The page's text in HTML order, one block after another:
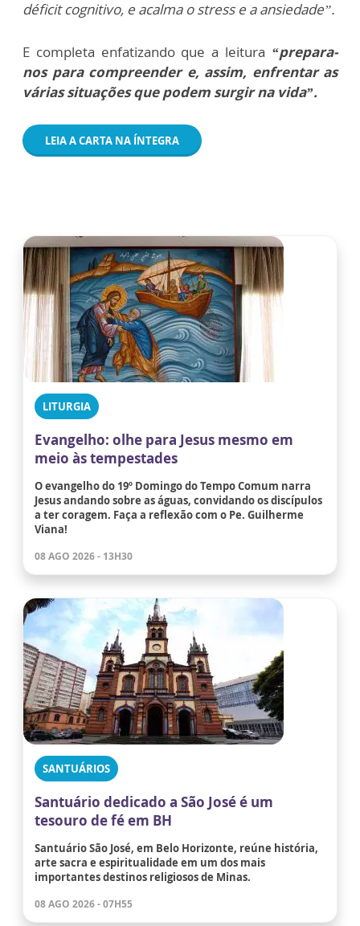
déficit cognitivo, e acalma o stress e a ansiedade”.
E completa enfatizando que a leitura “prepara-
nos para compreender e, assim, enfrentar as
várias situações que podem surgir na vida”.
LEIA A CARTA NA ÍNTEGRA
LITURGIA
Evangelho: olhe para Jesus mesmo em
meio às tempestades
O evangelho do 19º Domingo do Tempo Comum narra
Jesus andando sobre as águas, convidando os discípulos
a ter coragem. Faça a reflexão com o Pe. Guilherme
Viana!
08 AGO 2026 - 13H30
SANTUÁRIOS
Santuário dedicado a São José é um
tesouro de fé em BH
Santuário São José, em Belo Horizonte, reúne história,
arte sacra e espiritualidade em um dos mais
importantes destinos religiosos de Minas.
08 AGO 2026 - 07H55